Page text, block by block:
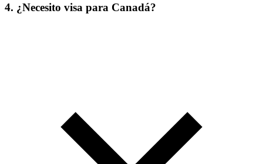
4. ¿Necesito visa para Canadá?